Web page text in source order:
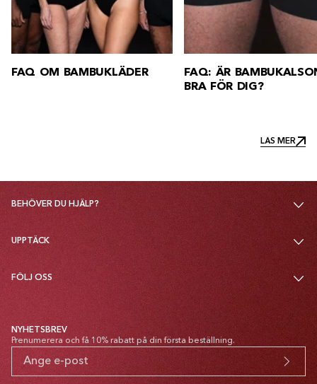
FAQ: ÄR BAMBUKALSONGER
FAQ: HUR TVÄTTAR
LÄS MER
BEHÖVER DU HJÄLP?
UPPTÄCK
FÖLJ OSS
NYHETSBREV
Prenumerera och få 10% rabatt på din första beställning.